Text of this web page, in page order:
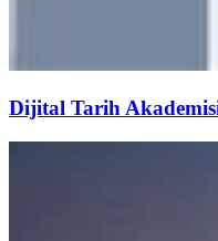
Dijital Tarih Akademisi